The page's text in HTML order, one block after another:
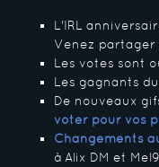
L'IRL
Venez
Les votes sont
Les gagnants du
De nouveaux
voter pour vos
Changements
à Alix DM et